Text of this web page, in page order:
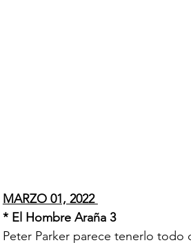
MARZO 01, 2022
* El Hombre Araña 3
Peter Parker parece tenerlo